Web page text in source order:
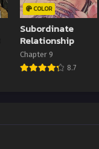
COLOR
Subordinate
Relationship
Chapter 9
8.7